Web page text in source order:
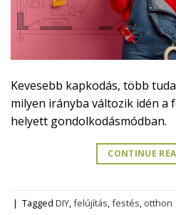
Kevesebb kapkodás, több
milyen irányba változik idén a
helyett gondolkodásmódban.
CONTINUE
| Tagged DIY,felújítás,festés, otthon